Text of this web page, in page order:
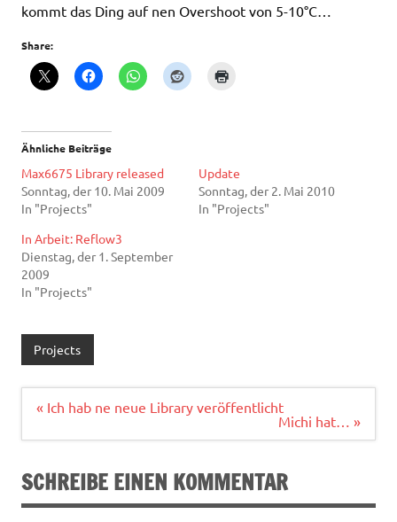
kommt das Ding auf nen Overshoot von 5-10°C…
Share:
Ähnliche Beiträge
Max6675 Library released
Sonntag, der 10. Mai 2009
In "Projects"
Update
Sonntag, der 2. Mai 2010
In "Projects"
In Arbeit: Reflow3
Dienstag, der 1. September
2009
In "Projects"
Projects
Beitragsnavigation
« Ich hab ne neue Library veröffentlicht
Michi hat… »
SCHREIBE EINEN KOMMENTAR